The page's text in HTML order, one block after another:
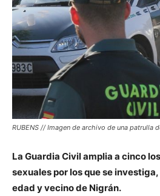
RUBENS // Imagen de archivo de una patrulla
La Guardia Civil amplia a cinco
sexuales por los que se investiga,
edad y vecino de Nigrán.